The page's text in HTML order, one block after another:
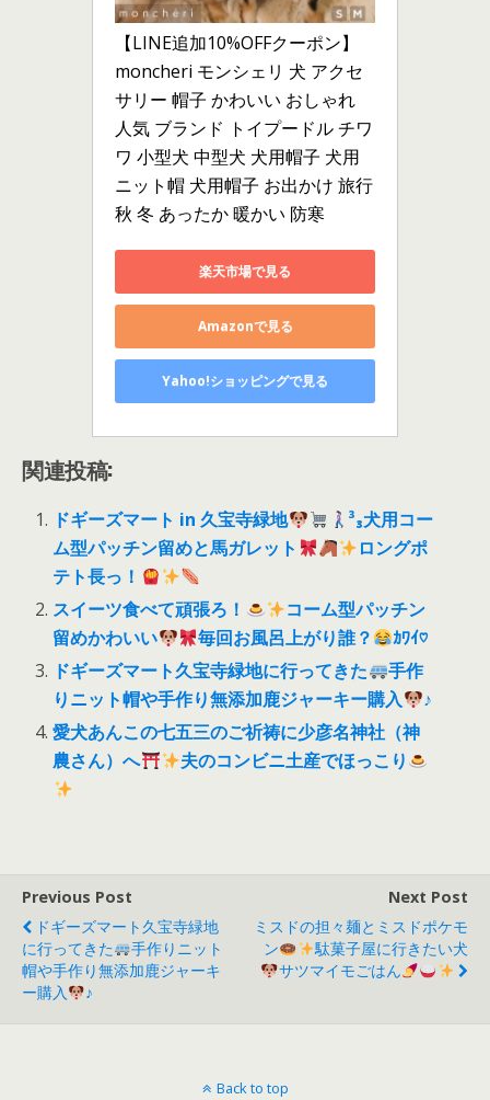
【LINE追加10%OFFクーポン】
moncheri モンシェリ 犬 アクセ
サリー 帽子 かわいい おしゃれ
人気 ブランド トイプードル チワ
ワ 小型犬 中型犬 犬用帽子 犬用
ニット帽 犬用帽子 お出かけ 旅行
秋 冬 あったか 暖かい 防寒
楽天市場で見る
Amazonで見る
Yahoo!ショッピングで見る
関連投稿:
ドギーズマート in 久宝寺緑地
³₃犬用コー
ム型パッチン留めと馬ガレット
ロングポ
テト長っ！
スイーツ食べて頑張ろ！
コーム型パッチン
留めかわいい
毎回お風呂上がり誰？
ｶﾜｲ♡
ドギーズマート久宝寺緑地に行ってきた
手作
りニット帽や手作り無添加鹿ジャーキー購入
♪
愛犬あんこの七五三のご祈祷に少彦名神社（神
農さん）へ
夫のコンビニ土産でほっこり
Previous Post
ドギーズマート久宝寺緑地
に行ってきた
手作りニット
帽や手作り無添加鹿ジャーキ
ー購入
♪
Next Post
ミスドの担々麺とミスドポケモ
ン
駄菓子屋に行きたい犬
サツマイモごはん
Back to top